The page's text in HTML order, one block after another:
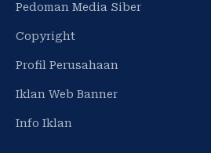
Pedoman Media Siber
Copyright
Profil Perusahaan
Iklan Web Banner
Info Iklan